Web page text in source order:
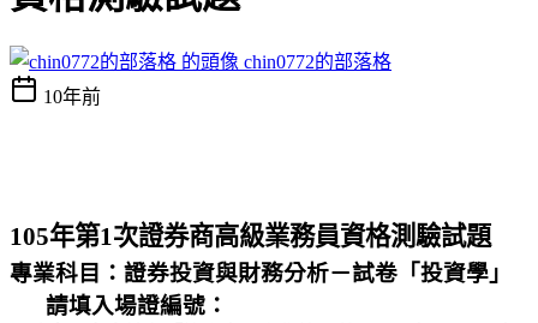
chin0772的部落格
10年前
105年第1次證券商高級業務員資格測驗試題
專業科目：證券投資與財務分析－試卷 「投資學」
請填入場證編號：